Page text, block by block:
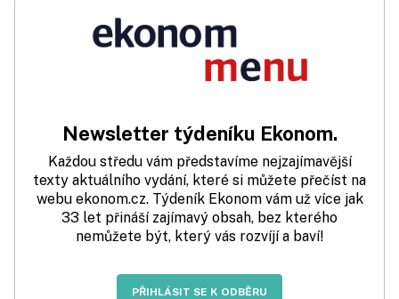
Newsletter týdeníku Ekonom.
Každou středu vám představíme nejzajímavější
texty aktuálního vydání, které si můžete přečíst na
webu ekonom.cz. Týdeník Ekonom vám už více jak
33 let přináší zajímavý obsah, bez kterého
nemůžete být, který vás rozvíjí a baví!
PŘIHLÁSIT SE K ODBĚRU